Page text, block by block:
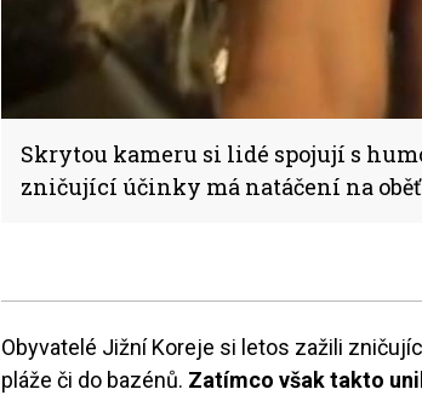
Skrytou kameru si lidé spojují s
zničující účinky má natáčení na
Obyvatelé Jižní Koreje si letos zažili
pláže či do bazénů. Zatímco však takto